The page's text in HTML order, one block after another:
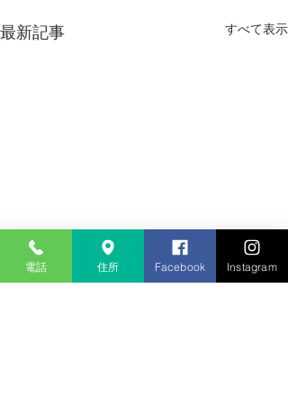
最新記事 すべて表示
電話 住所 Facebook Instagram